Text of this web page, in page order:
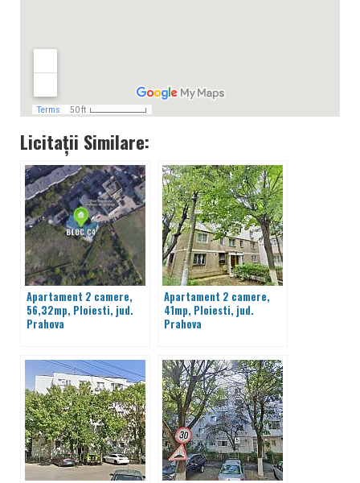
Licitații Similare:
Apartament 2 camere,
56,32mp, Ploiesti, jud.
Prahova
Apartament 2 camere,
41mp, Ploiesti, jud.
Prahova